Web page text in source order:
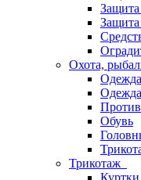
Охота,
Обувь
Трикотаж
Куртки